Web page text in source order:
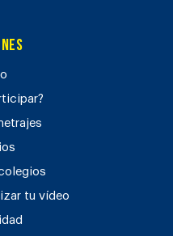
tu vídeo